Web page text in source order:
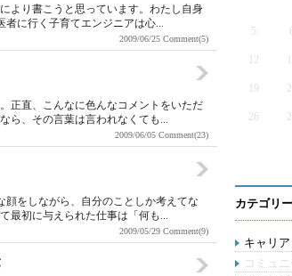
より書こうと思っています。わたし自身
に行く子育てエンジニアは心...
2009/06/25 Comment(5)
正直、こんなに色んなコメントをいただ
ら、その言葉は言われなくても...
2009/06/05 Comment(23)
をしながら、自分のことしか考えてな
最初に与えられた仕事は「何も...
2009/05/29 Comment(9)
5
12
19 20
26
カテゴリー
キャリ
コミュ